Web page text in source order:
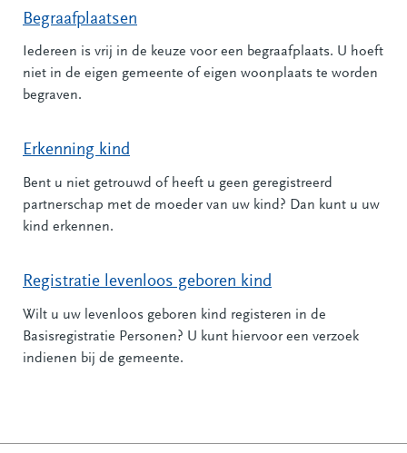
Begraafplaatsen
Iedereen is vrij in de keuze voor een begraafplaats. U hoeft
niet in de eigen gemeente of eigen woonplaats te worden
begraven.
Erkenning kind
Bent u niet getrouwd of heeft u geen geregistreerd
partnerschap met de moeder van uw kind? Dan kunt u uw
kind erkennen.
Registratie levenloos geboren kind
Wilt u uw levenloos geboren kind registeren in de
Basisregistratie Personen? U kunt hiervoor een verzoek
indienen bij de gemeente.